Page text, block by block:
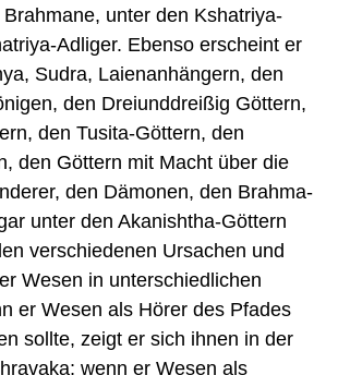
unter den Kshatriya-
Adliger. Ebenso erscheint er
Sudra, Laienanhängern, den
den Dreiunddreißig Göttern,
den Tusita-Göttern, den
den Göttern mit Macht über die
den Dämonen, den Brahma-
unter den Akanishtha-Göttern
verschiedenen Ursachen und
Wesen in unterschiedlichen
er Wesen als Hörer des Pfades
sollte, zeigt er sich ihnen in der
wenn er Wesen als